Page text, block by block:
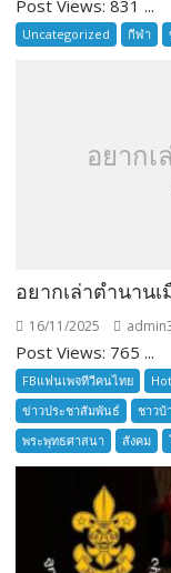
Post Views: 831 ...
Uncategorized กีฬา
อยาก
อยากเล่าตำนาน
16/11/2025
Post Views: 765 ...
FBแฟนเพจทีวีคนไทย
ข่าวประชาสัมพันธ์
ชาวบ้
พระพุทธศาสนา
สังคม